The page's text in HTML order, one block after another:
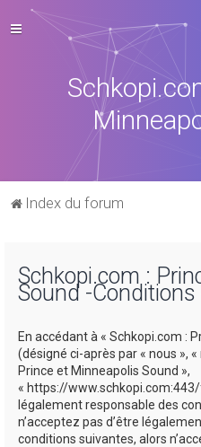
Index du forum
Schkopi.com :
Sound -Conditions
En accédant à « Schkopi.com :
(désigné ci-après par « nous »,
Prince et Minneapolis Sound »,
« https://
légalement responsable des
n’acceptez pas d’être
conditions suivantes, alors